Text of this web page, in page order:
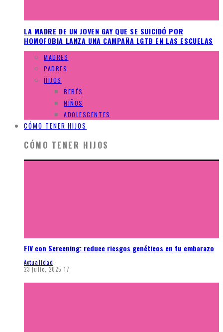
LA MADRE DE UN JOVEN GAY QUE SE SUICIDÓ POR
HOMOFOBIA LANZA UNA CAMPAÑA LGTB EN LAS ESCUELAS
MADRES
PADRES
HIJOS
BEBÉS
NIÑOS
ADOLESCENTES
CÓMO TENER HIJOS
CÓMO TENER HIJOS
FIV con Screening: reduce riesgos genéticos en tu embarazo
Actualidad
23 julio, 2025 17